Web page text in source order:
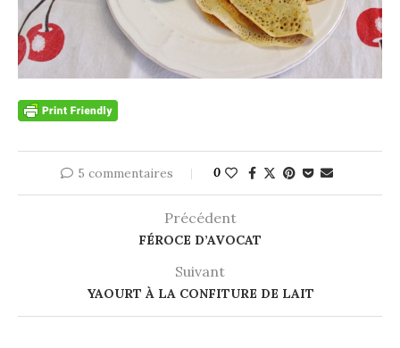
5 commentaires 0
Précédent
FÉROCE D’AVOCAT
Suivant
YAOURT À LA CONFITURE DE LAIT